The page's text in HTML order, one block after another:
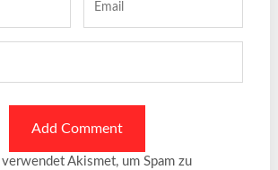
Akismet, um Spam zu